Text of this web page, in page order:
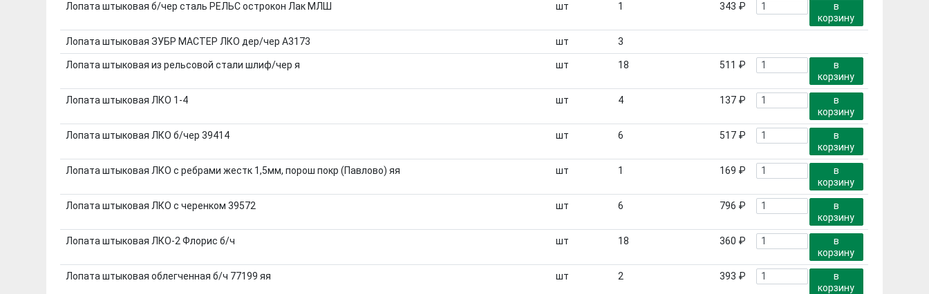
Лопата штыковая б/чер сталь РЕЛЬС острокон Лак МЛШ шт 1 343 ₽
в
корзину
Лопата штыковая ЗУБР МАСТЕР ЛКО дер/чер А3173 шт 3
Лопата штыковая из рельсовой стали шлиф/чер я шт 18 511 ₽
в
корзину
Лопата штыковая ЛКО 1-4 шт 4 137 ₽
в
корзину
Лопата штыковая ЛКО б/чер 39414 шт 6 517 ₽
в
корзину
Лопата штыковая ЛКО с ребрами жестк 1,5мм, порош покр (Павлово) яя шт 1 169 ₽
в
корзину
Лопата штыковая ЛКО с черенком 39572 шт 6 796 ₽
в
корзину
Лопата штыковая ЛКО-2 Флорис б/ч шт 18 360 ₽
в
корзину
Лопата штыковая облегченная б/ч 77199 яя шт 2 393 ₽
в
корзину